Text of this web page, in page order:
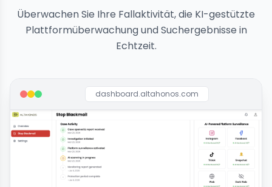
Überwachen Sie Ihre Fallaktivität, die KI-gestützte
Plattformüberwachung und Suchergebnisse in
Echtzeit.
dashboard.altahonos.com